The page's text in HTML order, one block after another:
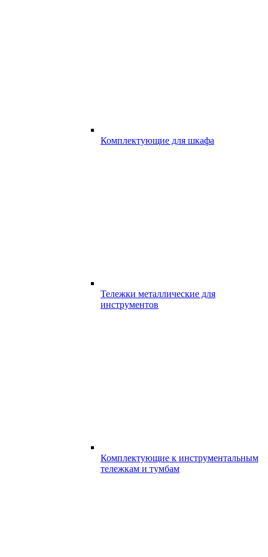
Комплектующие для шкафа
Тележки металлические для
инструментов
Комплектующие к инструментальным
тележкам и тумбам